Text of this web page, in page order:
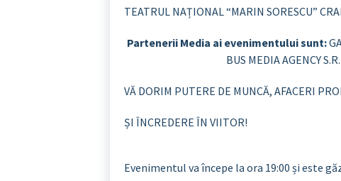
TEATRUL NAȚIONAL “MARIN SORESCU”
Partenerii Media ai evenimentului sunt:
BUS MEDIA AGENCY
VĂ DORIM PUTERE DE MUNCĂ, AFACERI
ȘI ÎNCREDERE ÎN VIITOR!
Evenimentul va începe la ora 19:00 și este